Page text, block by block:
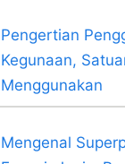
Pengertian
Kegunaan,
Menggunakan
Mengenal